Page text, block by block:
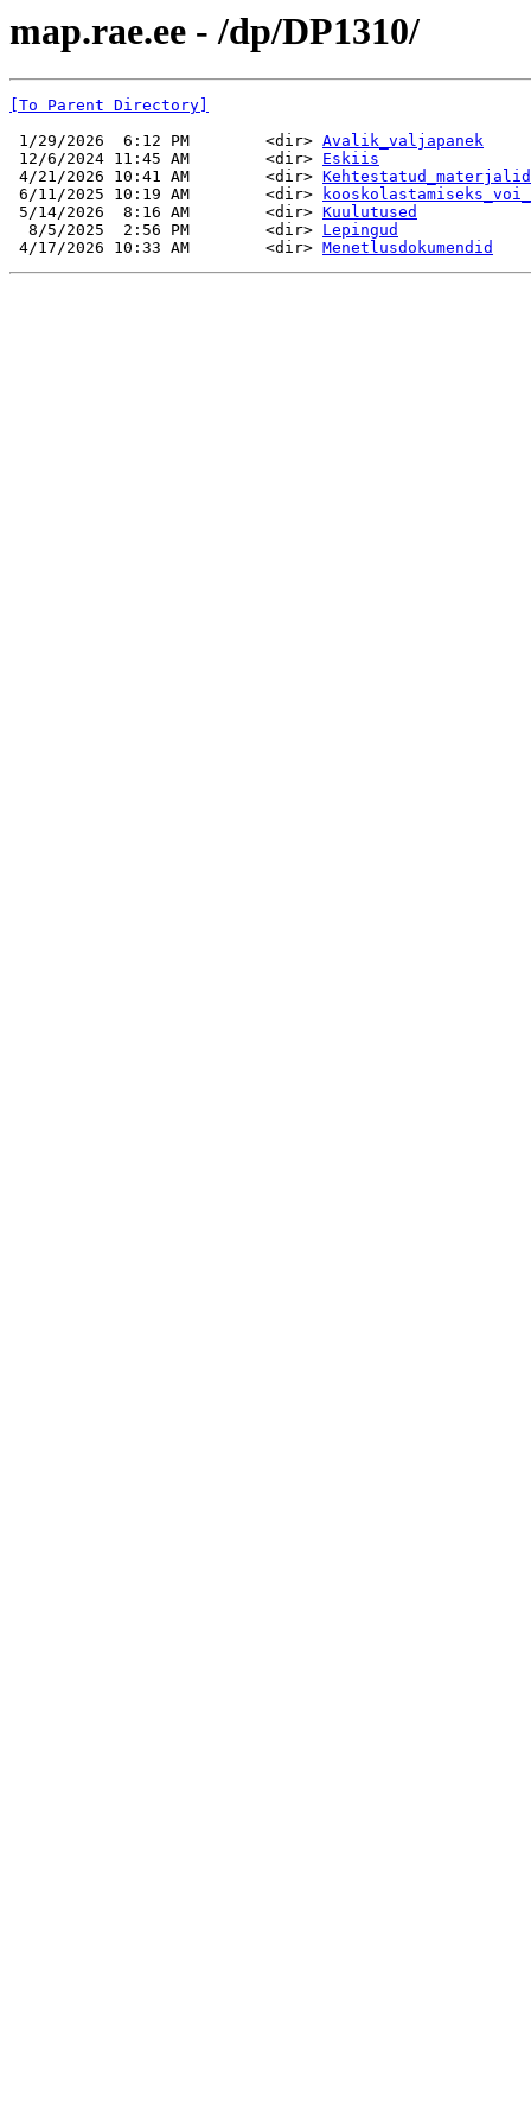
map.rae.ee - /dp/DP1310/
[To Parent Directory]
1/29/2026  6:12 PM        <dir> Avalik_valjapanek
12/6/2024 11:45 AM        <dir> Eskiis
4/21/2026 10:41 AM        <dir> Kehtestatud_materjalid
6/11/2025 10:19 AM        <dir>
5/14/2026  8:16 AM        <dir> Kuulutused
  8/5/2025  2:56 PM        <dir>
Lepingud
4/17/2026 10:33 AM        <dir> Menetlusdokumendid